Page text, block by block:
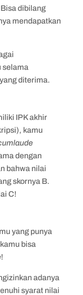
dibilang
mendapatkan
selama
diterima.
IPK akhir
kamu
dengan
bahwa nilai
skornya B.
C!
yang punya
bisa
!
adanya
syarat nilai